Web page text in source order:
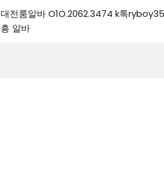
대전룸알바 O1O.2062.3474 k톡
흥 알바